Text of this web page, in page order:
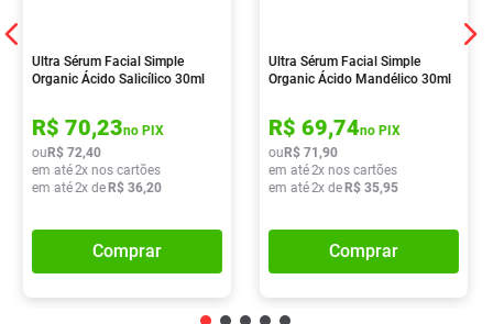
Ultra Sérum Facial Simple
Organic Ácido Salicílico 30ml
R$ 70,23no PIX
ou R$ 72,40
em até2x nos cartões
em até2x de R$ 36,20
Comprar
Ultra Sérum Facial Simple
Organic Ácido Mandélico 30ml
R$ 69,74no PIX
ou R$ 71 ,90
em até2x nos cartões
em até2x de R$ 35,95
Comprar